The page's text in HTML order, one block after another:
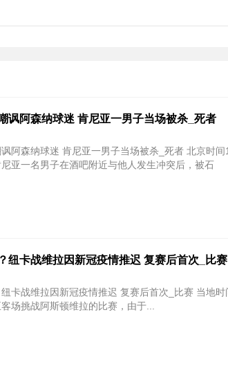
讽阿森纳球迷 肯尼亚一男子当场被杀_死者
迷 肯尼亚一男子当场被杀_死者 北京时间12月2日，据外媒standardmedia
亚一名男子在酒吧附近与他人发生冲突后，被石
纽卡战维拉因新冠疫情推迟 复赛后首次_比赛
拉因新冠疫情推迟 复赛后首次_比赛 当地时间12月1日，英超官方宣布，纽卡
场挑战阿斯顿维拉的比赛，由于...